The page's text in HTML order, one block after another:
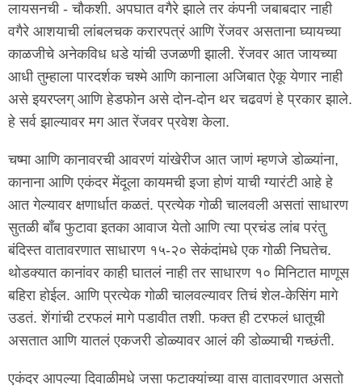
लायसनची - चौकशी. अपघात वगैरे झाले तर कंपनी जबाबदार नाही
वगैरे आशयाची लांबलचक करारपत्रं आणि रेंजवर असताना घ्यायच्या
काळजीचे अनेकविध धडे यांची उजळणी झाली. रेंजवर आत जायच्या
आधी तुम्हाला पारदर्शक चश्मे आणि कानाला अजिबात ऐकू येणार नाही
असे इयरप्लग् आणि हेडफोन असे दोन-दोन थर चढवणं हे प्रकार झाले.
हे सर्व झाल्यावर मग आत रेंजवर प्रवेश केला.
चष्मा आणि कानावरची आवरणं यांखेरीज आत जाणं म्हणजे डोळ्यांना,
कानाना आणि एकंदर मेंदूला कायमची इजा होणं याची ग्यारंटी आहे हे
आत गेल्यावर क्षणार्धात कळतं. प्रत्येक गोळी चालवली असतां साधारण
सुतळी बाँब फुटावा इतका आवाज येतो आणि त्या प्रचंड लांब परंतु
बंदिस्त वातावरणात साधारण १५-२० सेकंदांमधे एक गोळी निघतेच.
थोडक्यात कानांवर काही घातलं नाही तर साधारण १० मिनिटात माणूस
बहिरा होईल. आणि प्रत्येक गोळी चालवल्यावर तिचं शेल-केसिंग मागे
उडतं. शेंगांची टरफलं मागे पडावीत तशी. फक्त ही टरफलं धातूची
असतात आणि यातलं एकजरी डोळ्यावर आलं की डोळ्याची गच्छंती.
एकंदर आपल्या दिवाळीमधे जसा फटाक्यांच्या वास वातावरणात असतो